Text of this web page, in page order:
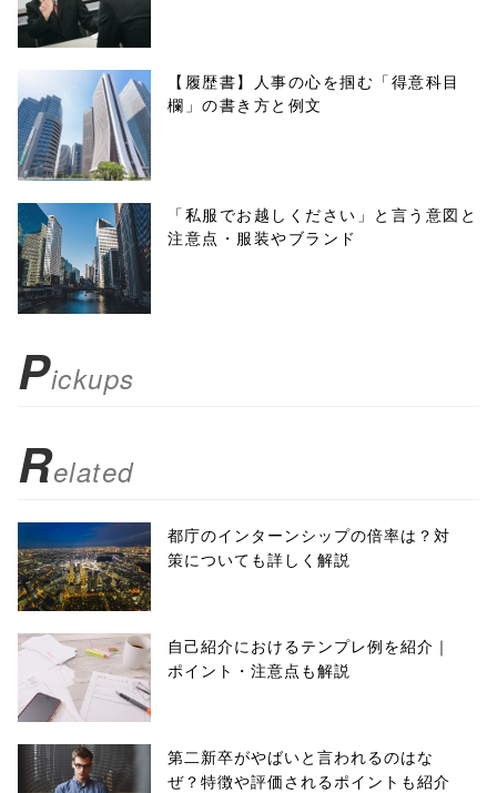
w.open(this.hre
f, 'Gwindow',
'width=550,
height=450,
menubar=no,
toolbar=no,
scrollbars=yes'
false;"> シェア
【履歴書】人事の心を掴む「得意科目
欄」の書き方と例文
「私服でお越しください」と言う意図と
注意点・服装やブランド
Pickups
Related
都庁のインターンシップの倍率は？対
策についても詳しく解説
自己紹介におけるテンプレ例を紹介｜
ポイント・注意点も解説
第二新卒がやばいと言われるのはな
ぜ？特徴や評価されるポイントも紹介